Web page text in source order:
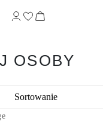
OSOBY
Sortowanie